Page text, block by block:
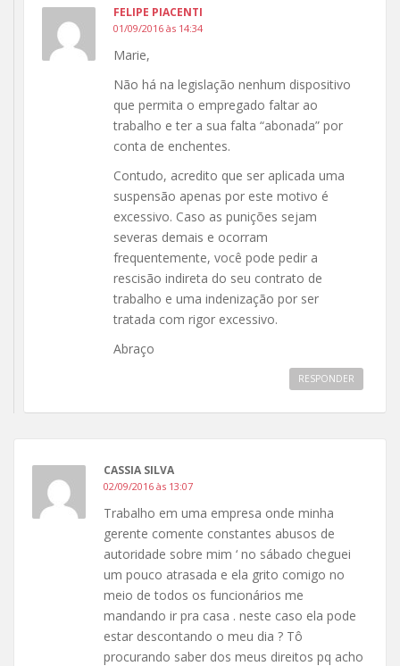
FELIPE PIACENTI
01/09/2016 às 14:34
Marie,
Não há na legislação nenhum dispositivo
que permita o empregado faltar ao
trabalho e ter a sua falta “abonada” por
conta de enchentes.
Contudo, acredito que ser aplicada uma
suspensão apenas por este motivo é
excessivo. Caso as punições sejam
severas demais e ocorram
frequentemente, você pode pedir a
rescisão indireta do seu contrato de
trabalho e uma indenização por ser
tratada com rigor excessivo.
Abraço
RESPONDER
CASSIA SILVA
02/09/2016 às 13:07
Trabalho em uma empresa onde minha
gerente comente constantes abusos de
autoridade sobre mim ‘ no sábado cheguei
um pouco atrasada e ela grito comigo no
meio de todos os funcionários me
mandando ir pra casa . neste caso ela pode
estar descontando o meu dia ? Tô
procurando saber dos meus direitos pq acho